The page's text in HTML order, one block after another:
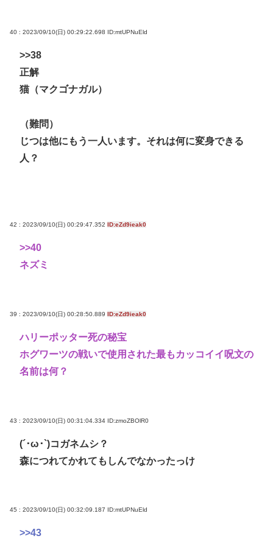
40 : 2023/09/10(日) 00:29:22.698 ID:mtUPNuEld
>>38
正解
猫（マクゴナガル）
（難問）
じつは他にもう一人います。それは何に変身できる
人？
42 : 2023/09/10(日) 00:29:47.352 ID:eZd9ieak0
>>40
ネズミ
39 : 2023/09/10(日) 00:28:50.889 ID:eZd9ieak0
ハリーポッター死の秘宝
ホグワーツの戦いで使用された最もカッコイイ呪文の
名前は何？
43 : 2023/09/10(日) 00:31:04.334 ID:zmoZBOlR0
(´･ω･`)コガネムシ？
森につれてかれてもしんでなかったっけ
45 : 2023/09/10(日) 00:32:09.187 ID:mtUPNuEld
>>43